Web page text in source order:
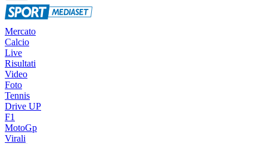
Mercato
Calcio
Live
Risultati
Video
Foto
Tennis
Drive UP
F1
MotoGp
Virali